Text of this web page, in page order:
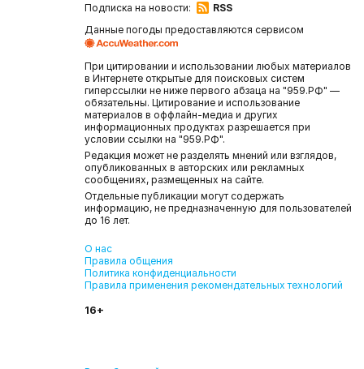
Подписка на новости:
RSS
Данные погоды предоставляются сервисом
При цитировании и использовании любых материалов
в Интернете открытые для поисковых систем
гиперссылки не ниже первого абзаца на "959.РФ" —
обязательны. Цитирование и использование
материалов в оффлайн-медиа и других
информационных продуктах разрешается при
условии ссылки на "959.РФ".
Редакция может не разделять мнений или взглядов,
опубликованных в авторских или рекламных
сообщениях, размещенных на сайте.
Отдельные публикации могут содержать
информацию, не предназначенную для пользователей
до 16 лет.
О нас
Правила общения
Политика конфиденциальности
Правила применения рекомендательных технологий
16+